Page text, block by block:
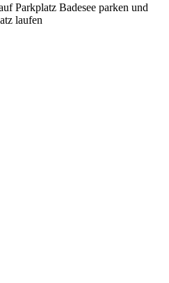
Parkplatz Badesee parken und
laufen